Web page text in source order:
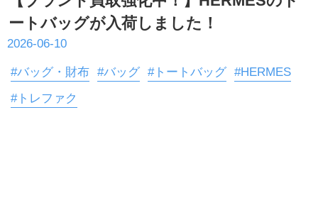
ートバッグが入荷しました！
2026-06-10
#バッグ・財布 #バッグ #トートバッグ #HERMES
#トレファク